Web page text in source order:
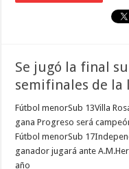
Se jugó la final
semifinales de
Fútbol menorSub 13Villa
gana Progreso será
Fútbol menorSub
ganador jugará ante
año